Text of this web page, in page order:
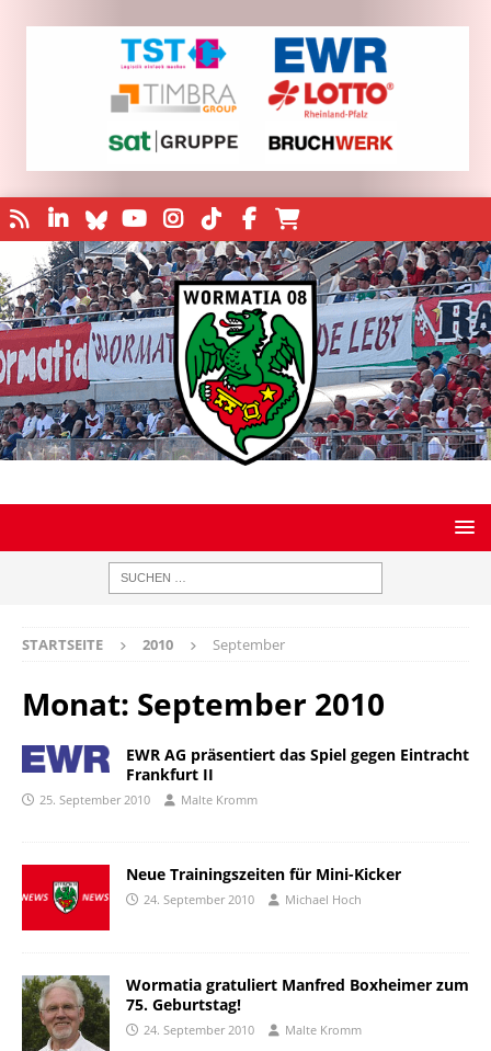
STARTSEITE 2010 September
Monat: September 2010
EWR AG präsentiert das Spiel gegen Eintracht
Frankfurt II
25. September 2010 Malte Kromm
Neue Trainingszeiten für Mini-Kicker
24. September 2010 Michael Hoch
Wormatia gratuliert Manfred Boxheimer zum
75. Geburtstag!
24. September 2010 Malte Kromm